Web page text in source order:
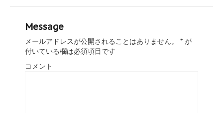
Message
メールアドレスが公開されることはありません。 * が
付いている欄は必須項目です
コメント